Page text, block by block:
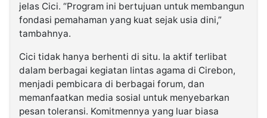
jelas Cici. “Program ini bertujuan untuk membangun
fondasi pemahaman yang kuat sejak usia dini,”
tambahnya.
Cici tidak hanya berhenti di situ. Ia aktif terlibat
dalam berbagai kegiatan lintas agama di Cirebon,
menjadi pembicara di berbagai forum, dan
memanfaatkan media sosial untuk menyebarkan
pesan toleransi. Komitmennya yang luar biasa